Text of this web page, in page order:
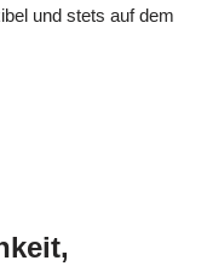
und stets auf dem